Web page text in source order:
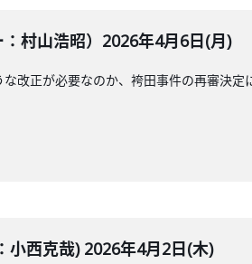
村山浩昭）2026年4月6日(月)
改正が必要なのか、袴田事件の再審決定
小西克哉) 2026年4月2日(木)